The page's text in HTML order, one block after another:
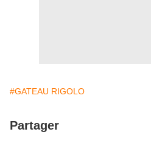
#GATEAU RIGOLO
Partager